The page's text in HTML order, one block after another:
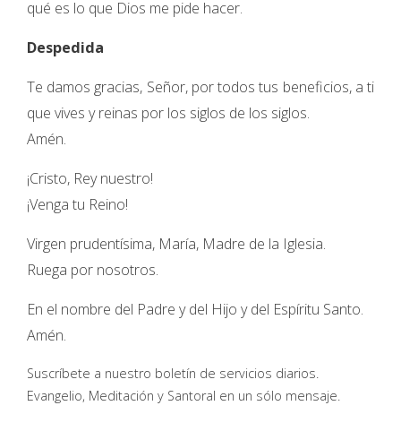
qué es lo que Dios me pide hacer.
Despedida
Te damos gracias, Señor, por todos tus beneficios, a ti
que vives y reinas por los siglos de los siglos.
Amén.
¡Cristo, Rey nuestro!
¡Venga tu Reino!
Virgen prudentísima, María, Madre de la Iglesia.
Ruega por nosotros.
En el nombre del Padre y del Hijo y del Espíritu Santo.
Amén.
Suscríbete a nuestro boletín de servicios diarios.
Evangelio, Meditación y Santoral en un sólo mensaje.